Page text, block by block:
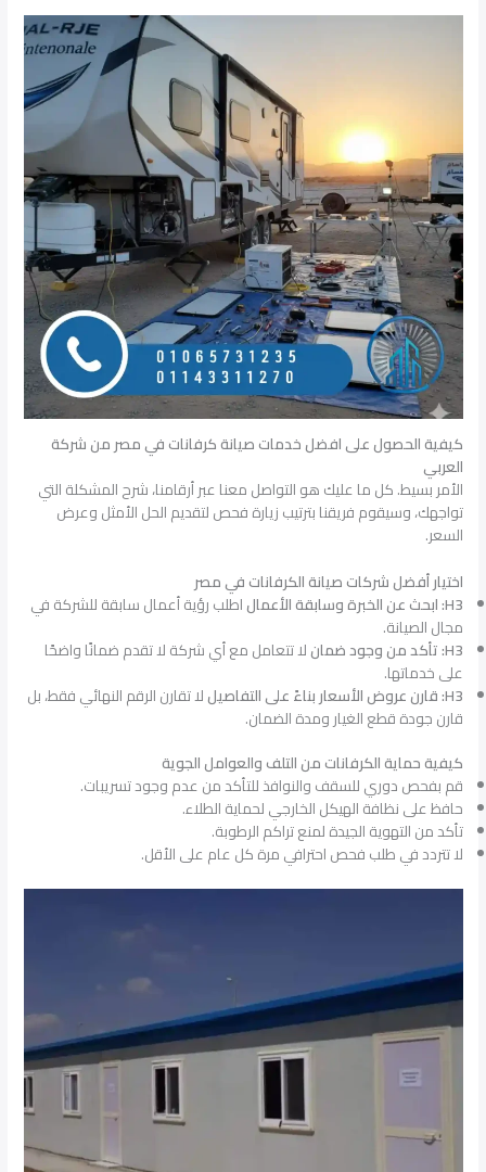
كيفية الحصول على افضل خدمات صيانة كرفانات في مصر من شركة
العربي
الأمر بسيط. كل ما عليك هو التواصل معنا عبر أرقامنا، شرح المشكلة التي
تواجهك، وسيقوم فريقنا بترتيب زيارة فحص لتقديم الحل الأمثل وعرض
السعر.
اختيار أفضل شركات صيانة الكرفانات في مصر
H3: ابحث عن الخبرة وسابقة الأعمال
اطلب رؤية أعمال سابقة للشركة في
مجال الصيانة.
H3: تأكد من وجود ضمان
لا تتعامل مع أي شركة لا تقدم ضمانًا واضحًا
على خدماتها.
H3: قارن عروض الأسعار بناءً على التفاصيل
لا تقارن الرقم النهائي فقط، بل
قارن جودة قطع الغيار ومدة الضمان.
كيفية حماية الكرفانات من التلف والعوامل الجوية
قم بفحص دوري للسقف والنوافذ للتأكد من عدم وجود تسريبات.
حافظ على نظافة الهيكل الخارجي لحماية الطلاء.
تأكد من التهوية الجيدة لمنع تراكم الرطوبة.
لا تتردد في طلب فحص احترافي مرة كل عام على الأقل.